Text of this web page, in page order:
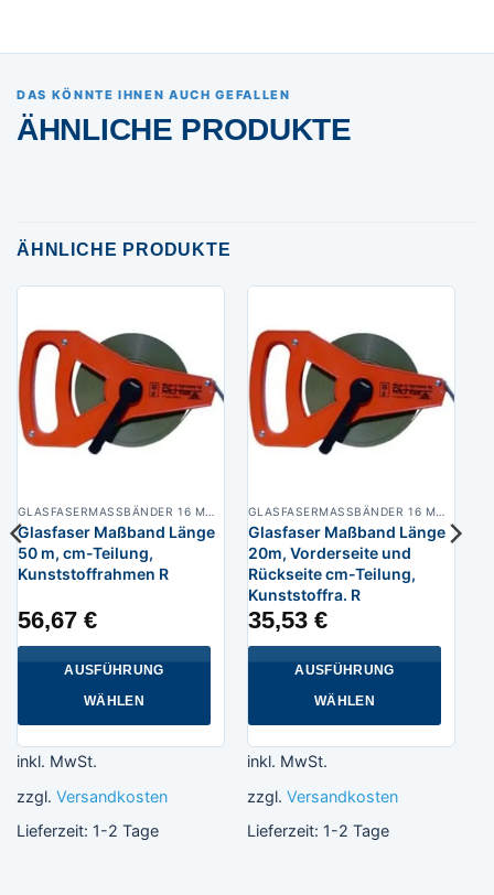
DAS KÖNNTE IHNEN AUCH GEFALLEN
ÄHNLICHE PRODUKTE
ÄHNLICHE PRODUKTE
Glasfaser Maßband Länge
50 m, cm-Teilung,
Kunststoffrahmen R
56,67 €
AUSFÜHRUNG
WÄHLEN
Produkt
mehrere
Varianten
inkl. MwSt.
zzgl. Versandkosten
Lieferzeit: 1-2 Tage
Glasfaser Maßband Länge
20m, Vorderseite und
Rückseite cm-Teilung,
Kunststoffra. R
35,53 €
AUSFÜHRUNG
WÄHLEN
Produkt
mehrere
Varianten
inkl. MwSt.
zzgl. Versandkosten
Lieferzeit: 1-2 Tage